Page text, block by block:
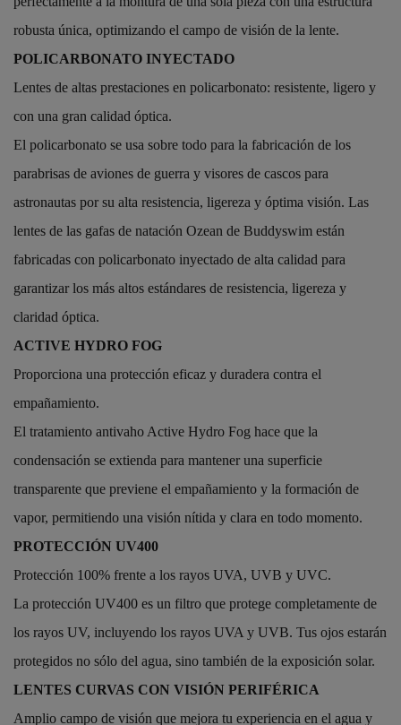
robusta única, optimizando el campo de visión de la lente.
POLICARBONATO INYECTADO
Lentes de altas prestaciones en policarbonato: resistente, ligero y
con una gran calidad óptica.
El policarbonato se usa sobre todo para la fabricación de los
parabrisas de aviones de guerra y visores de cascos para
astronautas por su alta resistencia, ligereza y óptima visión. Las
lentes de las gafas de natación Ozean de Buddyswim están
fabricadas con policarbonato inyectado de alta calidad para
garantizar los más altos estándares de resistencia, ligereza y
claridad óptica.
ACTIVE HYDRO FOG
Proporciona una protección eficaz y duradera contra el
empañamiento.
El tratamiento antivaho Active Hydro Fog hace que la
condensación se extienda para mantener una superficie
transparente que previene el empañamiento y la formación de
vapor, permitiendo una visión nítida y clara en todo momento.
PROTECCIÓN UV400
Protección 100% frente a los rayos UVA, UVB y UVC.
La protección UV400 es un filtro que protege completamente de
los rayos UV, incluyendo los rayos UVA y UVB. Tus ojos estarán
protegidos no sólo del agua, sino también de la exposición solar.
LENTES CURVAS CON VISIÓN PERIFÉRICA
Amplio campo de visión que mejora tu experiencia en el agua y